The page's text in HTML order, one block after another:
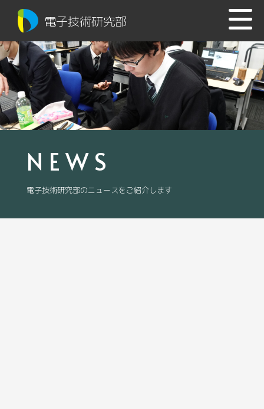
電子技術研究部
NEWS
電子技術研究部のニュースをご紹介します